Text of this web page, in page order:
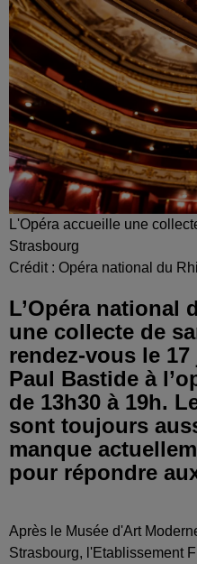
L'Opéra accueille une
Strasbourg
Crédit : Opéra national du
L’Opéra national
une collecte de
rendez-vous le
Paul Bastide à
de 13h30 à 19h.
sont toujours
manque
pour répondre
Après le Musée d'Art
Strasbourg, l'Etablissement